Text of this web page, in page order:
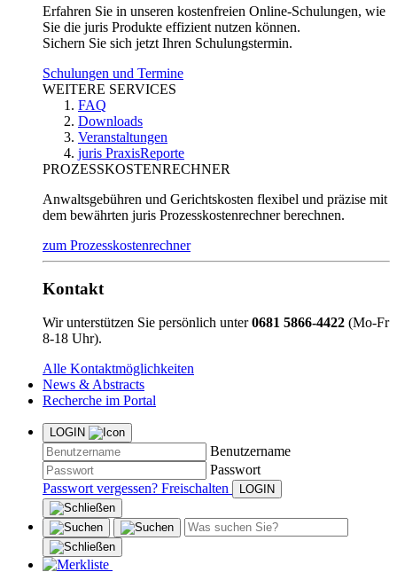
Erfahren Sie in unseren kostenfreien Online-Schulungen, wie
Sie die juris Produkte effizient nutzen können.
Sichern Sie sich jetzt Ihren Schulungstermin.
Schulungen und Termine
WEITERE SERVICES
FAQ
Downloads
Veranstaltungen
juris PraxisReporte
PROZESSKOSTENRECHNER
Anwaltsgebühren und Gerichtskosten flexibel und präzise mit
dem bewährten juris Prozesskostenrechner berechnen.
zum Prozesskostenrechner
Kontakt
Wir unterstützen Sie persönlich unter0681 5866-4422 (Mo-Fr
8-18 Uhr).
Alle Kontaktmöglichkeiten
News & Abstracts
Recherche im Portal
LOGIN
Benutzername
Passwort
Passwort vergessen? Freischalten